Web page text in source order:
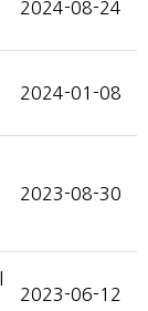
2024-08-24
2024-01-08
2023-08-30
2023-06-12